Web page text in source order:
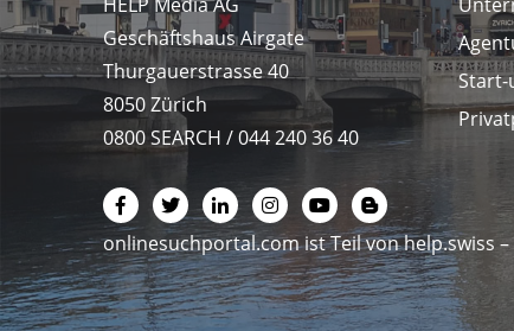
Geschäftshaus Airgate
Thurgauerstrasse 40
8050 Zürich
0800 SEARCH / 044 240 36 40
Start-
onlinesuchportal.com ist Teil vonhelp.swiss